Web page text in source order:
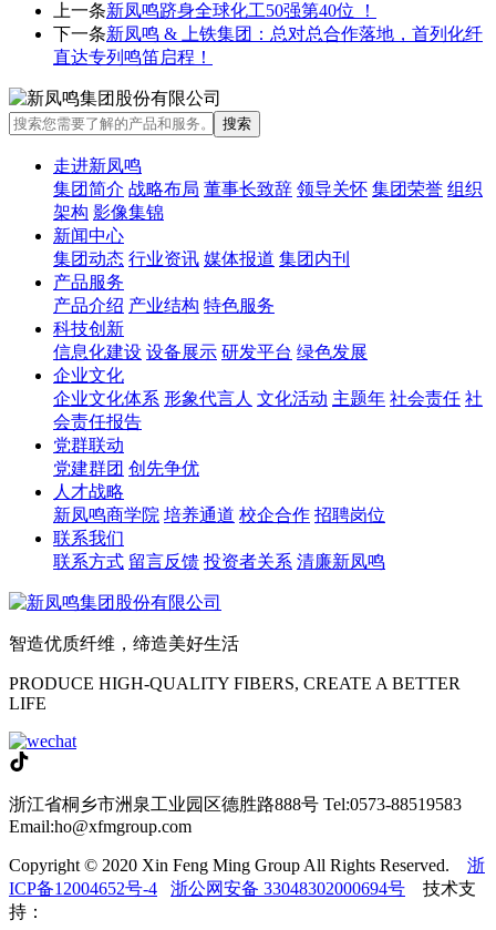
上一条新凤鸣跻身全球化工50强第40位 ！
下一条新凤鸣 & 上铁集团：总对总合作落地，首列化纤
直达专列鸣笛启程！
走进新凤鸣
集团简介 战略布局 董事长致辞 领导关怀 集团荣誉 组织
架构 影像集锦
新闻中心
集团动态 行业资讯 媒体报道 集团内刊
产品服务
产品介绍 产业结构 特色服务
科技创新
信息化建设 设备展示 研发平台 绿色发展
企业文化
企业文化体系 形象代言人 文化活动 主题年 社会责任 社
会责任报告
党群联动
党建群团 创先争优
人才战略
新凤鸣商学院 培养通道 校企合作 招聘岗位
联系我们
联系方式 留言反馈 投资者关系 清廉新凤鸣
智造优质纤维，缔造美好生活
PRODUCE HIGH-QUALITY FIBERS, CREATE A BETTER
LIFE
浙江省桐乡市洲泉工业园区德胜路888号 Tel:0573-88519583
Email:ho@xfmgroup.com
Copyright © 2020 Xin Feng Ming Group All Rights Reserved. 浙
ICP备12004652号-4
浙公网安备 33048302000694号 技术支
持：